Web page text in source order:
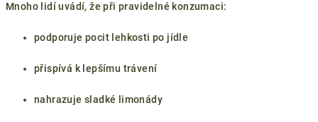
Mnoho lidí uvádí, že při pravidelné konzumaci:
podporuje pocit lehkosti po jídle
přispívá k lepšímu trávení
nahrazuje sladké limonády